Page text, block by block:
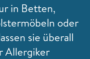
in Betten,
oder
sie überall
Allergiker